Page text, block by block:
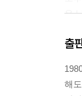
은
물
---
출
해